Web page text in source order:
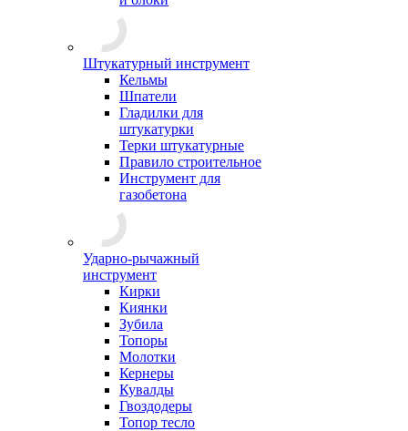
Штукатурный инструмент
Кельмы
Шпатели
Гладилки для
штукатурки
Терки штукатурные
Правило строительное
Инструмент для
газобетона
Ударно-рычажный
инструмент
Кирки
Киянки
Зубила
Топоры
Молотки
Кернеры
Кувалды
Гвоздодеры
Топор тесло